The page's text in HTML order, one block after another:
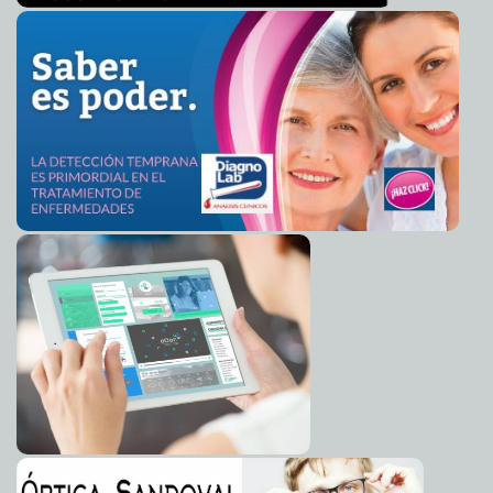
2014-03-20 06:45:05
de Houston Carmen Alicia Briceño Sánchez
2014-03-20 06:42:05 Hipólito Mora recibe auto de formal prisión
Claudia Sofía
Gómez Infante
2014-03-20 06:38:57 El 70% de la población recuerda a Colosio a 20 años de
su muerte Claudia Sofía Gómez Infante
Se esperan lluvias para todo el país Claudia Sofía Gómez
2014-03-20 06:33:50 Lo más preguntado en Google: ¿Cómo esconder un
cadáver? Carmen Alicia Briceño Sánchez
2014-03-20 06:31:30 DT del Celaya apoya huelga de sus jugadores: Lo
despiden Jorge Armando León Borges
2014-03-20 06:29:09 El Iphone 5C: más económico para tu bolsillo
Ignacio Ramos Pérez
2014-03-20 06:25:07 La mamá de Paulette pidió indemnización por daño
moral: La Corte se lo niega Carmen Alicia Briceño Sánchez
2014-03-20 06:22:09 Panista se toma una 'selfie' con AMLO
Ramos Pérez
2014-03-20 06:19:02 Víctimas anónimas de la situación en Michoacán: Los
Federales Claudia Sofía Gómez Infante
2014-03-20 06:15:45 Todo lo que necesita saber del Seguro de Desempleo y
Pensión Universal Carmen Alicia Briceño Sánchez
2014-03-20 06:12:43 El caso Oceanografía ya perjudica al fútbol Claudia Sofía